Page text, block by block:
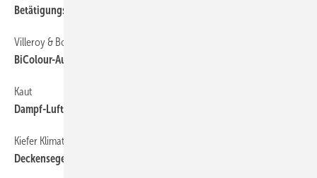
Betätigungsplatten in Trendfarben
Villeroy & Boch
BiColour-Aufsatzwaschbecken
Kaut
Dampf-Luftbefeuchter für alle Wasserarten
Kiefer Klimatechnik
Deckensegel mit LED-Flächenbeleuchtung